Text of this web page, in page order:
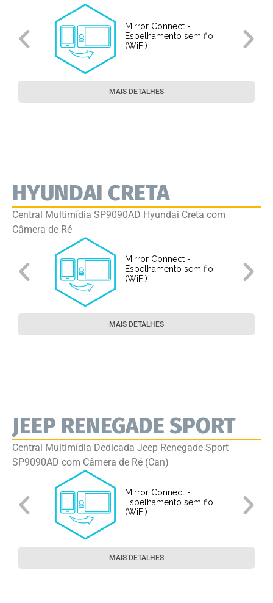
Mirror Connect -
Espelhamento sem fio
(WiFi)
MAIS DETALHES
HYUNDAI CRETA
Central Multimídia SP9090AD Hyundai Creta com
Câmera de Ré
Mirror Connect -
Espelhamento sem fio
(WiFi)
MAIS DETALHES
JEEP RENEGADE SPORT
Central Multimídia Dedicada Jeep Renegade Sport
SP9090AD com Câmera de Ré (Can)
Mirror Connect -
Espelhamento sem fio
(WiFi)
MAIS DETALHES